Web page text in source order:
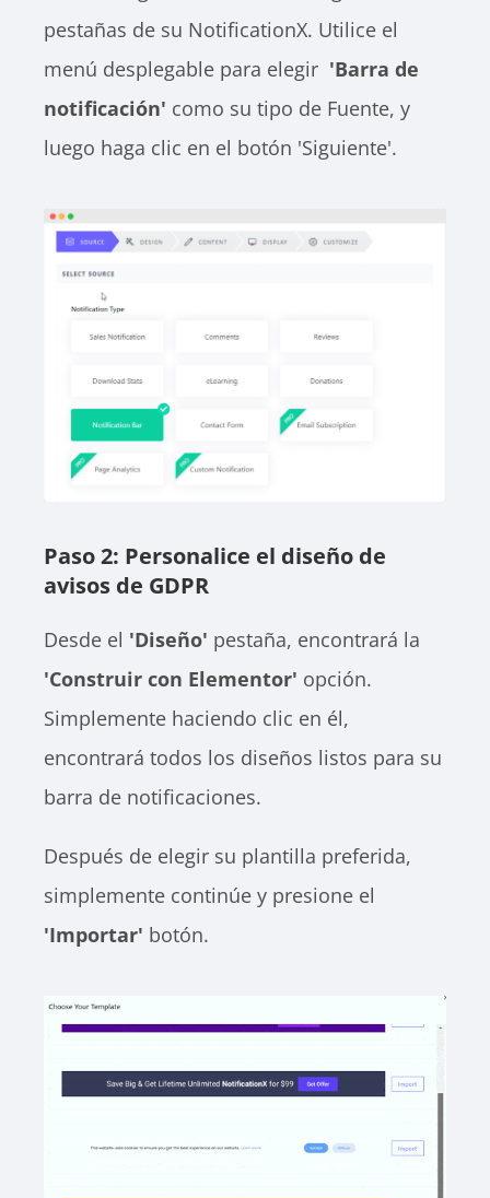
pestañas de su NotificationX. Utilice el
menú desplegable para elegir 'Barra de
notificación' como su tipo de Fuente, y
luego haga clic en el botón 'Siguiente'.
Paso 2: Personalice el diseño de
avisos de GDPR
Desde el 'Diseño' pestaña, encontrará la
'Construir con Elementor' opción.
Simplemente haciendo clic en él,
encontrará todos los diseños listos para su
barra de notificaciones.
Después de elegir su plantilla preferida,
simplemente continúe y presione el
'Importar' botón.